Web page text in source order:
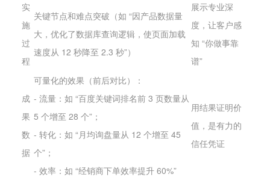
实
施
过
程
关键节点和难点突破（如 “因产品数据量
大，优化了数据库查询逻辑，使页面加载
速度从 12 秒降至 2.3 秒”）
展示专业深
度，让客户感
知 “你做事靠
谱”
成
果
数
据
可量化的效果（前后对比）：
- 流量：如 “百度关键词排名前 3 页数量从
5 个增至 28 个”；
- 转化：如 “月均询盘量从 12 个增至 45
个”；
- 效率：如 “经销商下单效率提升 60%”
用结果证明价
值，是有力的
信任凭证